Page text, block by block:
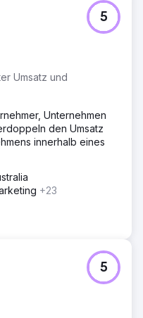
Umsatz und
5
Unternehmen
den Umsatz
innerhalb eines
+23
5